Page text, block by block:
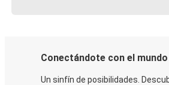
Conectándote con el mundo
Un sinfín de posibilidades.